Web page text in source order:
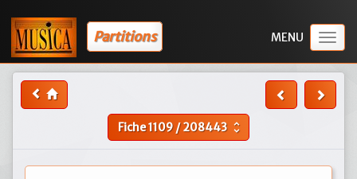
Partitions
Fiche1109/208443 unfold_more